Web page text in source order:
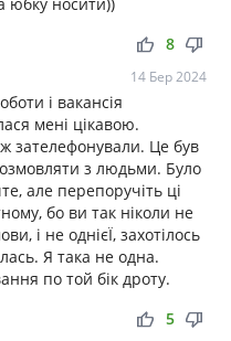
thumb_up thumb_down
8
14 Бер 2024
і вакансія
мені цікавою.
зателефонували. Це був
з людьми. Було
але перепоручіть ці
бо ви так ніколи не
і не однієЇ, захотілось
Я така не одна.
по той бік дроту.
thumb_up thumb_down
5